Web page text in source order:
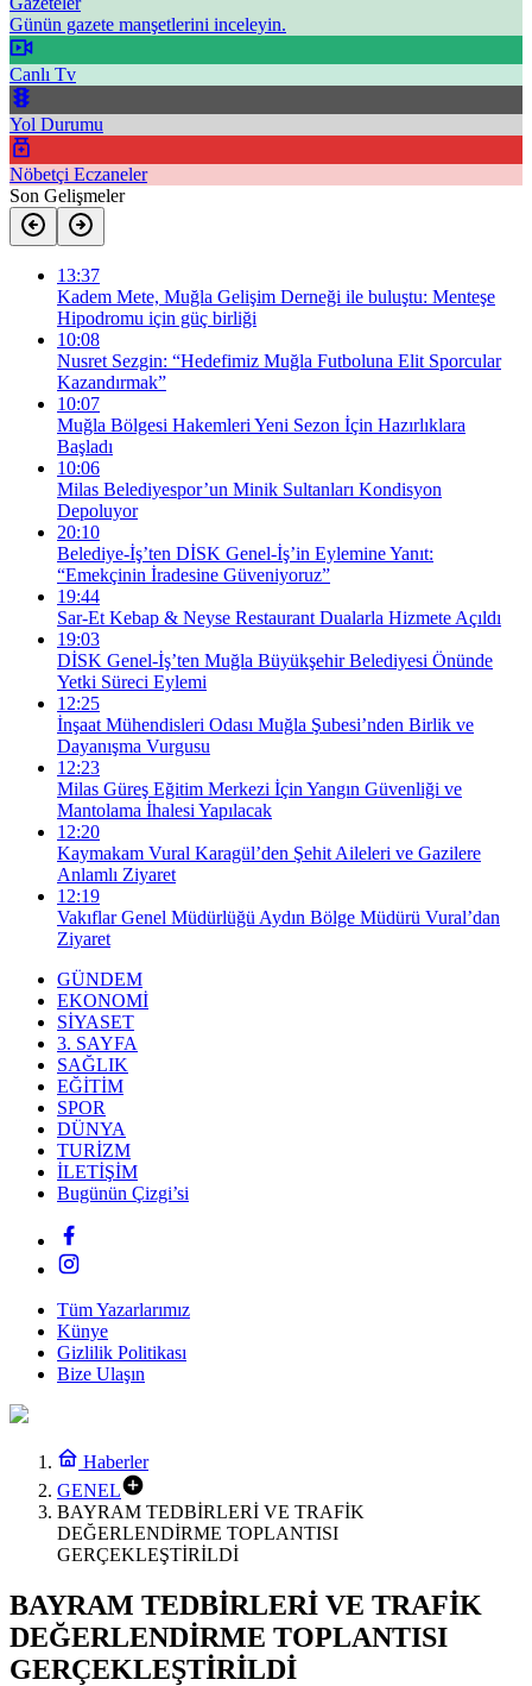
Günün gazete manşetlerini inceleyin.
Canlı Tv
Yol Durumu
Nöbetçi Eczaneler
Son Gelişmeler
13:37
Kadem Mete, Muğla Gelişim Derneği ile buluştu: Menteşe
Hipodromu için güç birliği
10:08
Nusret Sezgin: “Hedefimiz Muğla Futboluna Elit Sporcular
Kazandırmak”
10:07
Muğla Bölgesi Hakemleri Yeni Sezon İçin Hazırlıklara
Başladı
10:06
Milas Belediyespor’un Minik Sultanları Kondisyon
Depoluyor
20:10
Belediye-İş’ten DİSK Genel-İş’in Eylemine Yanıt:
“Emekçinin İradesine Güveniyoruz”
19:44
Sar-Et Kebap & Neyse Restaurant Dualarla Hizmete Açıldı
19:03
DİSK Genel-İş’ten Muğla Büyükşehir Belediyesi Önünde
Yetki Süreci Eylemi
12:25
İnşaat Mühendisleri Odası Muğla Şubesi’nden Birlik ve
Dayanışma Vurgusu
12:23
Milas Güreş Eğitim Merkezi İçin Yangın Güvenliği ve
Mantolama İhalesi Yapılacak
12:20
Kaymakam Vural Karagül’den Şehit Aileleri ve Gazilere
Anlamlı Ziyaret
12:19
Vakıflar Genel Müdürlüğü Aydın Bölge Müdürü Vural’dan
Ziyaret
GÜNDEM
EKONOMİ
SİYASET
3. SAYFA
SAĞLIK
EĞİTİM
SPOR
DÜNYA
TURİZM
İLETİŞİM
Bugünün Çizgi’si
Tüm Yazarlarımız
Künye
Gizlilik Politikası
Bize Ulaşın
Haberler
GENEL
BAYRAM TEDBİRLERİ VE TRAFİK
DEĞERLENDİRME TOPLANTISI
GERÇEKLEŞTİRİLDİ
BAYRAM TEDBİRLERİ VE TRAFİK
DEĞERLENDİRME TOPLANTISI
GERÇEKLEŞTİRİLDİ